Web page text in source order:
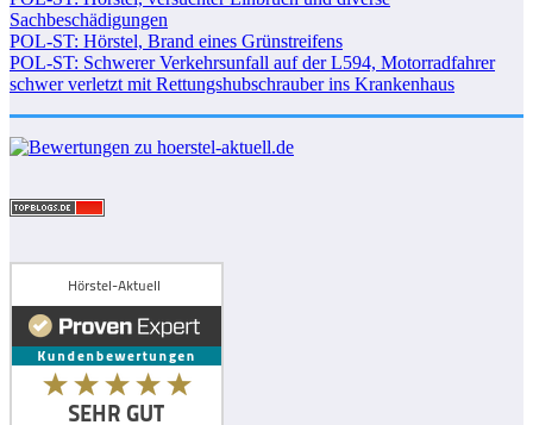
Sachbeschädigungen
POL-ST: Hörstel, Brand eines Grünstreifens
POL-ST: Schwerer Verkehrsunfall auf der L594, Motorradfahrer
schwer verletzt mit Rettungshubschrauber ins Krankenhaus